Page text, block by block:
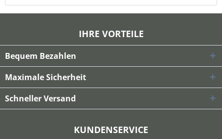
IHRE VORTEILE
Bequem Bezahlen
Maximale Sicherheit
Schneller Versand
KUNDENSERVICE